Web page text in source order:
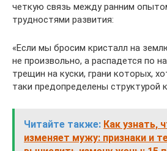
четкую связь между ранним
трудностями развития:
«Если мы бросим кристалл на
не произвольно, а распадется по
трещин на куски, грани которых,
таки предопределены структурой
Читайте также: Как узнать,
изменяет мужу: признаки и